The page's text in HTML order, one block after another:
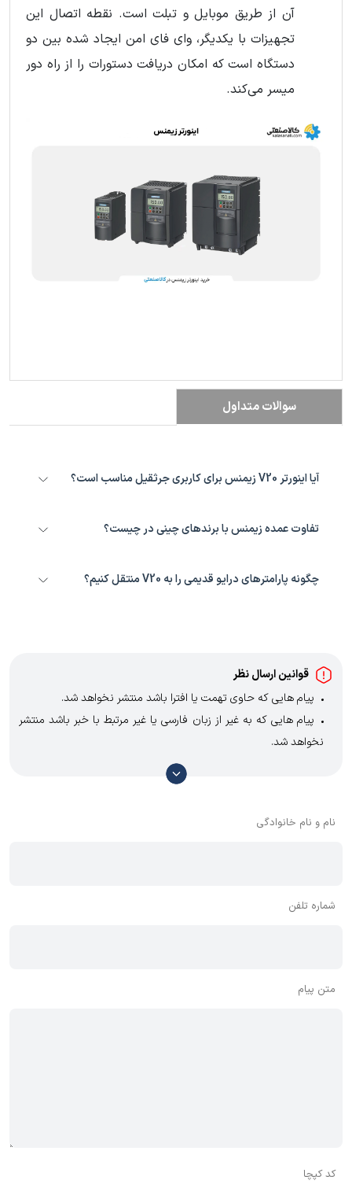
آن از طریق موبایل و تبلت است. نقطه اتصال این
تجهیزات با یکدیگر، وای فای امن ایجاد شده بین دو
دستگاه است که امکان دریافت دستورات را از راه دور
میسر می‌کند.
سوالات متداول
آیا اینورتر V20 زیمنس برای کاربری جرثقیل مناسب است؟
داشتن یونیت ترمز داخلی و کنترل گشتاور دقیق‌تر، انتخاب بهتری نسبت به
تفاوت عمده زیمنس با برندهای چینی در چیست؟
پشتیبانی از استانداردهای سخت‌گیرانه اروپایی، تفاوت اصلی زیمنس با
برندهای ارزان‌قیمت است.
چگونه پارامترهای درایو قدیمی را به V20 منتقل کنیم؟
قوانین ارسال نظر
پیام هایی که حاوی تهمت یا افترا باشد منتشر نخواهد شد.
پیام هایی که به غیر از زبان فارسی یا غیر مرتبط با خبر باشد منتشر
نخواهد شد.
با توجه به آن که امکان موافقت یا مخالفت با محتوای نظرات وجود
دارد، معمولا نظراتی که محتوای مشابه دارند، انتشار نمی‌یابند بنابراین
نام و نام خانوادگی
شماره تلفن
متن پیام
کد کپچا